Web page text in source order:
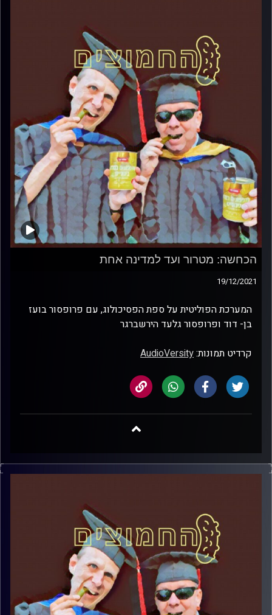
הכחשה: מטרור ועד למדינה אחת
19/12/2021
המערכת הפוליטית על ספת הפסיכולוג, עם פרופסור בועז
בן- דוד ופרופסור גלעד הירשברגר
קרדיט תמונות:AudioVersity